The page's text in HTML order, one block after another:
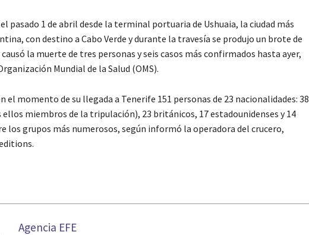
pasado 1 de abril desde la terminal portuaria de Ushuaia, la ciudad más
con destino a Cabo Verde y durante la travesía se produjo un brote de
la muerte de tres personas y seis casos más confirmados hasta ayer,
Mundial de la Salud (OMS).
el momento de su llegada a Tenerife 151 personas de 23 nacionalidades: 38
miembros de la tripulación), 23 británicos, 17 estadounidenses y 14
los grupos más numerosos, según informó la operadora del crucero,
Agencia EFE